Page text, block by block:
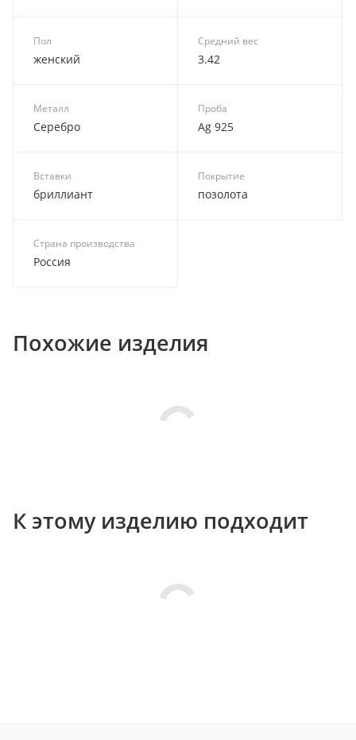
Пол
женский
Средний вес
3.42
Металл
Серебро
Проба
Ag 925
Вставки
бриллиант
Покрытие
позолота
Страна производства
Россия
Похожие изделия
К этому изделию подходит